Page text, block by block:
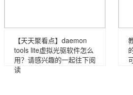
【天天聚看点】daemon
tools lite虚拟光驱软件怎么
用？请感兴趣的一起往下阅
读